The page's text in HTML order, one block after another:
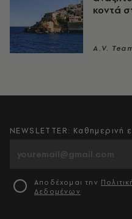
κοντά
A.V.
NEWSLETTER:
Αποδέχομαι την
Δεδομένων